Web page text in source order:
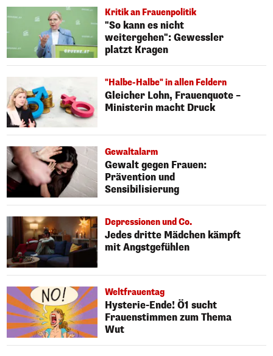
Kritik an Frauenpolitik
"So kann es nicht
weitergehen": Gewessler
platzt Kragen
"Halbe-Halbe" in allen Feldern
Gleicher Lohn, Frauenquote –
Ministerin macht Druck
Gewaltalarm
Gewalt gegen Frauen:
Prävention und
Sensibilisierung
Depressionen und Co.
Jedes dritte Mädchen kämpft
mit Angstgefühlen
Weltfrauentag
Hysterie-Ende! Ö1 sucht
Frauenstimmen zum Thema
Wut